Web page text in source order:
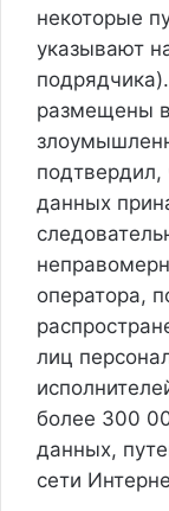
некоторые
указывают
размещены
подтвердил,
данных
оператора,
лиц
более 300
данных,
сети